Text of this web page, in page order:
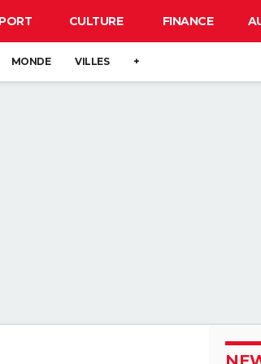
CULTURE FINANCE
MONDE VILLES +